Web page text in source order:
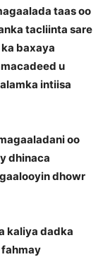
taas oo
tacliinta sare
baxaya
u
intiisa
oo
dhinaca
dhowr
kaliya dadka
fahmay